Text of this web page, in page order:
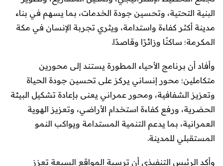
البنية التحتية، وتحسين جودة الخدمات، بما يسهم في بناء
مدينة أكثر كفاءة واستدامة، ويثري تجربة الإنسان في مكة
المكرمة؛ ساكنًا وزائرًا وقاصدًا.
وأفاد أن برنامج الأحياء المطورة يستند إلى محورين
متكاملين؛ محور إنساني يركز على تحسين جودة الحياة
وتعزيز الشفافية، ومحور عمراني يعنى بإعادة تشكيل البيئة
الحضرية، ورفع كفاءة استخدام الأراضي، وتعزيز الهوية
العمرانية، بما يدعم التنمية المستدامة ويواكب النمو
المستقبلي للمدينة.
وأكد الرئيس التنفيذي أن ترسية المواقع السبعة تعزز